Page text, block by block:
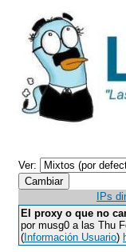
Ver:
IPs
El proxy o que no
por musg0 a las Thu
( Información Usuario)